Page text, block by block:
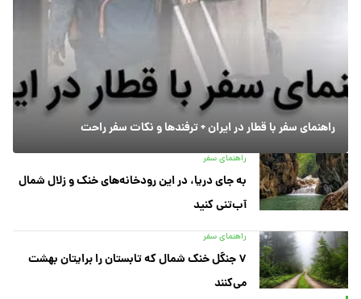
راهنمای سفر با قطار در ایران + ترفندها و نکات سفر راحت
راهنمای سفر
به جای دریا، در این رودخانه‌های خنک و زلال شمال
آب‌تنی کنید
راهنمای سفر
۷ جنگل خنک شمال که تابستان را برایتان بهشت
می‌کنند